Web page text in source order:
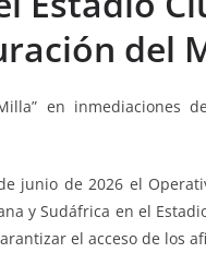
del
en inmediaciones
junio de 2026 el
y Sudáfrica en el
el acceso de los